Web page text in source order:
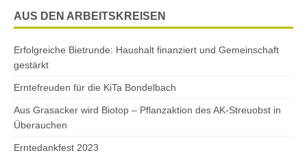
AUS DEN ARBEITSKREISEN
Erfolgreiche Bietrunde: Haushalt finanziert und Gemeinschaft
gestärkt
Erntefreuden für die KiTa Bondelbach
Aus Grasacker wird Biotop – Pflanzaktion des AK-Streuobst in
Überauchen
Erntedankfest 2023